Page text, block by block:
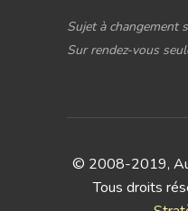
Sujet à changement
Sur rendez-vous
© 2008-2019,
Tous droits